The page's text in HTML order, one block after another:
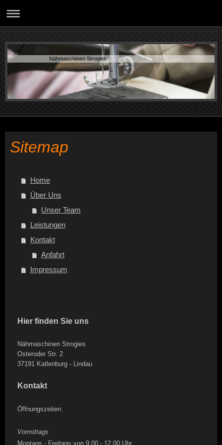
Nähmaschinen Strogies
Sitemap
Home
Über Uns
Unser Team
Leistungen
Kontakt
Anfahrt
Impressum
Hier finden Sie uns
Nähmaschinen Strogies
Osteroder Str. 2
37191 Katlenburg - Lindau
Kontakt
Öffnungszeiten:
Vormittags
Montags - Freitags von 9.00 - 12.00 Uhr.